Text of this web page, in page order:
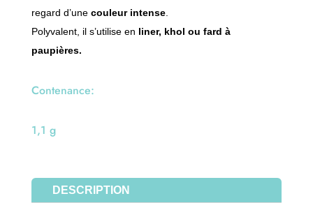
regard d’une couleur intense.
Polyvalent, il s’utilise en liner, khol ou fard à
paupières.
Contenance:
1,1 g
DESCRIPTION